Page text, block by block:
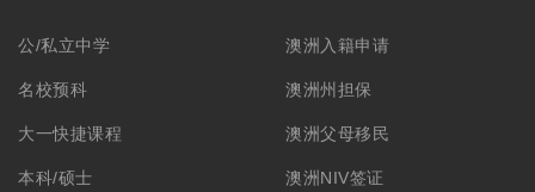
公/私立中学
名校预科
大一快捷课程
本科/硕士
澳洲入籍申请
澳洲州担保
澳洲父母移民
澳洲NIV签证